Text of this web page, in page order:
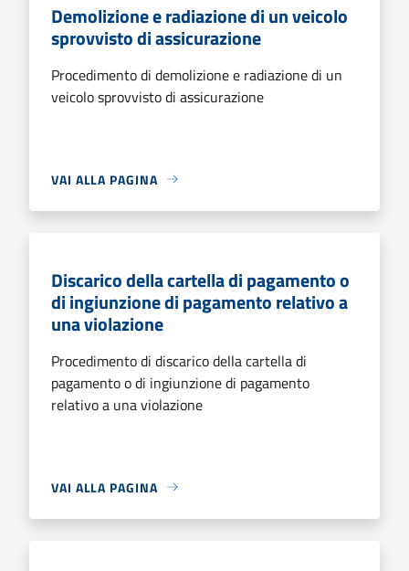
Demolizione e radiazione di un veicolo
sprovvisto di assicurazione
Procedimento di demolizione e radiazione di un
veicolo sprovvisto di assicurazione
VAI ALLA PAGINA
Discarico della cartella di pagamento o
di ingiunzione di pagamento relativo a
una violazione
Procedimento di discarico della cartella di
pagamento o di ingiunzione di pagamento
relativo a una violazione
VAI ALLA PAGINA